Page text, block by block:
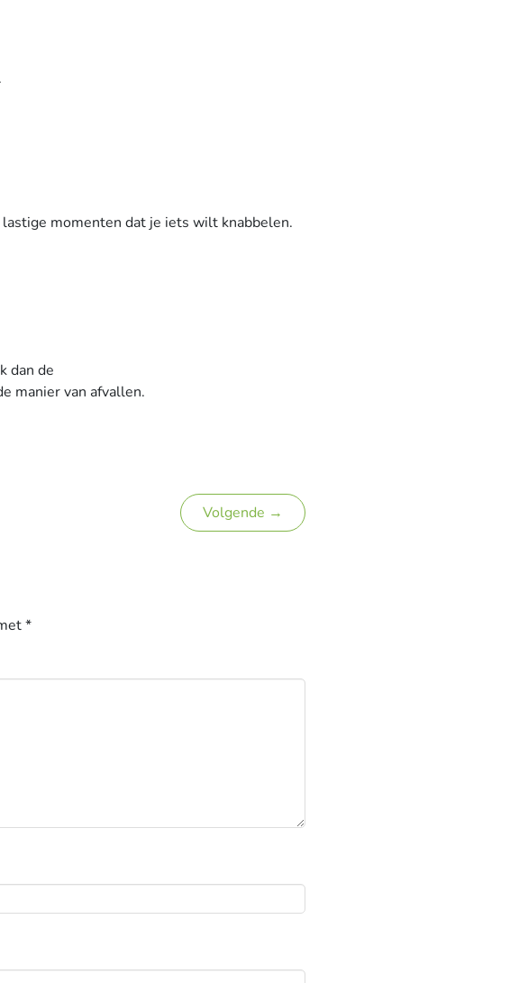
momenten dat je iets wilt knabbelen.
dan de
manier van afvallen.
Volgende →
*